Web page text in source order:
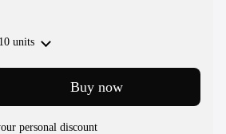
units
Buy now
personal discount